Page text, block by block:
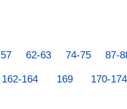
62-63 74-75 87-
162-164 169 170-174